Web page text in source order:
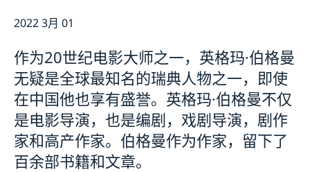
生物识别和护照检查
数据保护政策
联系方式和办公时间
2022 3月 01
作为20世纪电影大师之一，英格玛∙伯格曼
无疑是全球最知名的瑞典人物之一，即使
在中国他也享有盛誉。英格玛∙伯格曼不仅
是电影导演，也是编剧，戏剧导演，剧作
家和高产作家。伯格曼作为作家，留下了
百余部书籍和文章。